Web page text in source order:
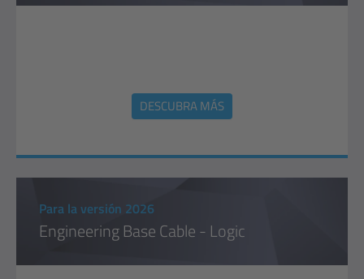
DESCUBRA MÁS
Para la versión 2026
Engineering Base Cable - Logic